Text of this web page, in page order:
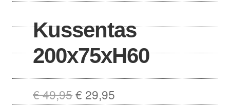
Kussentas
200x75xH60
€49,95Oorspronkelijke
€ 29,95